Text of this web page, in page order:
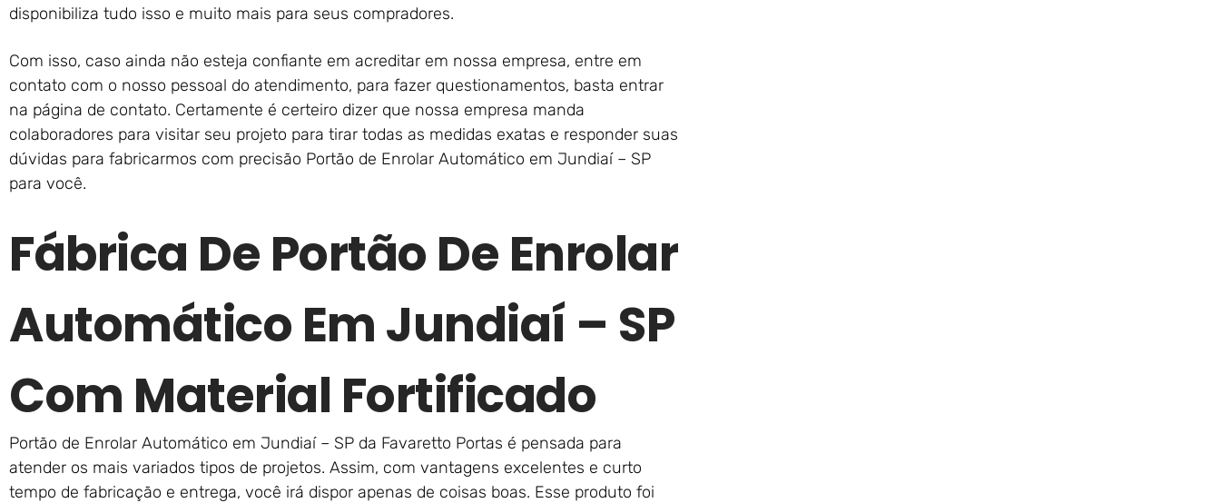
disponibiliza tudo isso e muito mais para seus compradores.
Com isso, caso ainda não esteja confiante em acreditar em nossa empresa, entre em
contato com o nosso pessoal do atendimento, para fazer questionamentos, basta entrar
na página de contato. Certamente é certeiro dizer que nossa empresa manda
colaboradores para visitar seu projeto para tirar todas as medidas exatas e responder suas
dúvidas para fabricarmos com precisão Portão de Enrolar Automático em Jundiaí – SP
para você.
Fábrica De Portão De Enrolar
Automático Em Jundiaí – SP
Com Material Fortificado
Portão de Enrolar Automático em Jundiaí – SP da Favaretto Portas é pensada para
atender os mais variados tipos de projetos. Assim, com vantagens excelentes e curto
tempo de fabricação e entrega, você irá dispor apenas de coisas boas. Esse produto foi